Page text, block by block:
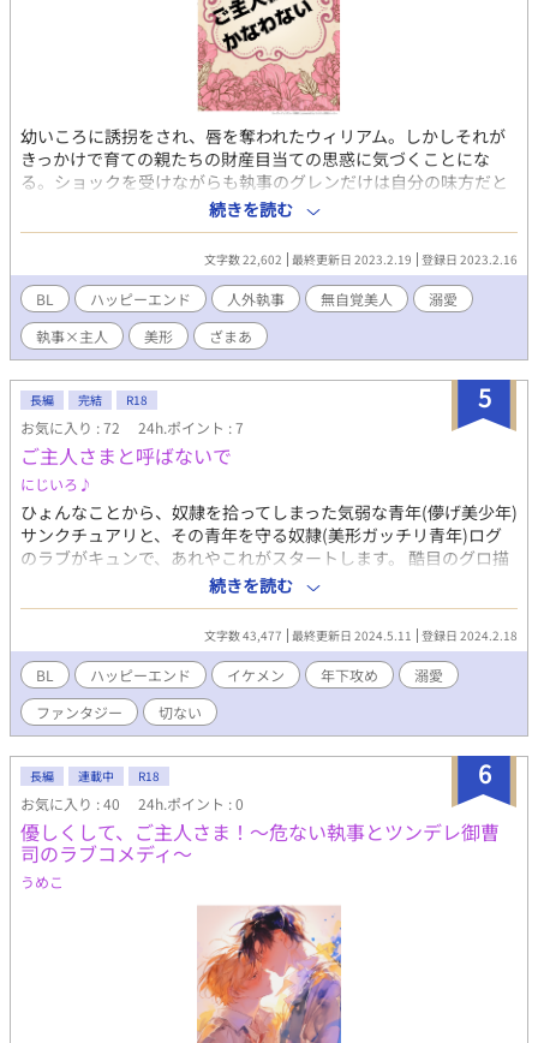
幼いころに誘拐をされ、唇を奪われたウィリアム。しかしそれが
きっかけで育ての親たちの財産目当ての思惑に気づくことにな
る。ショックを受けながらも執事のグレンだけは自分の味方だと
悟る。「お前だけは僕の傍にいてくれ」ウィリアムはグレンと共
に自分の道を進んで行こうとする。 しかしグレンはヒトではなか
ったのだ……。 腹黒人外執事×無自覚純粋主人 ＊マークがつ
いた回には性的描写が含まれます。 他サイトにも載せています。
・執事アンソロジー(2022年6月発行)寄稿作品。一部改稿+書き下
ろし
続きを読む
文字数 22,602 最終更新日 2023.2.19 登録日 2023.2.16
BL ハッピーエンド 人外執事 無自覚美人
溺愛
執事×主人
美形 ざまあ
5
長編 完結 R18
お気に入り : 72 24h.ポイント : 7
ご主人さまと呼ばないで
にじいろ♪
ひょんなことから、奴隷を拾ってしまった気弱な青年(儚げ美少年)
サンクチュアリと、その青年を守る奴隷(美形ガッチリ青年)ログ
のラブがキュンで、あれやこれがスタートします。 酷目のグロ描
写もあるかもです。流血ありです。可哀想なシーンもあります。
ご注意下さい。 しかも、めちゃBLです。 ガンガンにR18なので、
なんでもバッチコイ！な方のみ、よろしくお願いします。 以前、
小説家になろう様で書いていたものを新たに修正したものになり
ますが、ほぼ別物です。 さあ、ヨーイドン、ドン、ドン、ドンキ
♪ にじいろ♪
続きを読む
文字数 43,477 最終更新日 2024.5.11 登録日 2024.2.18
BL ハッピーエンド イケメン 年下攻め
溺愛
ファンタジー
切ない
6
長編 連載中 R18
お気に入り : 40 24h.ポイント : 0
優しくして、ご主人さま！〜危ない執事とツンデレ御曹
司のラブコメディ〜
うめこ